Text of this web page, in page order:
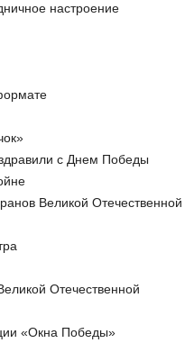
настроение
с Днем Победы
Великой Отечественной
Отечественной
«Окна Победы»